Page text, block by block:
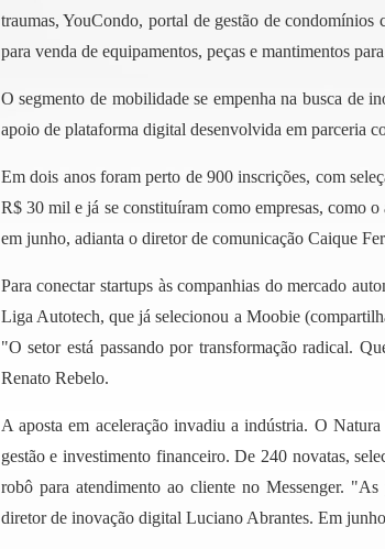
traumas, YouCondo, portal de gestão de
para venda de equipamentos, peças e mantimentos
O segmento de mobilidade se empenha na busca de
apoio de plataforma digital desenvolvida em parceria
Em dois anos foram perto de 900 inscrições, com
R$ 30 mil e já se constituíram como empresas, como
em junho, adianta o diretor de comunicação Caique
Para conectar startups às companhias do mercado
Liga Autotech, que já selecionou a Moobie
"O setor está passando por transformação radical.
Renato Rebelo.
A aposta em aceleração invadiu a indústria. O
gestão e investimento financeiro. De 240 novatas,
robô para atendimento ao cliente no Messenger.
diretor de inovação digital Luciano Abrantes. Em